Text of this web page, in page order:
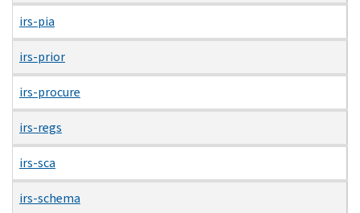
irs-pia
irs-prior
irs-procure
irs-regs
irs-sca
irs-schema